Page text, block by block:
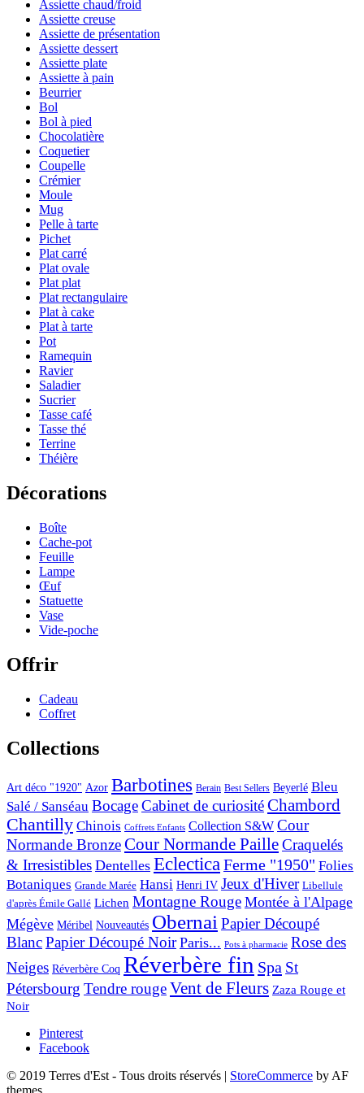
Assiette chaud/froid
Assiette creuse
Assiette de présentation
Assiette dessert
Assiette plate
Assiette à pain
Beurrier
Bol
Bol à pied
Chocolatière
Coquetier
Coupelle
Crémier
Moule
Mug
Pelle à tarte
Pichet
Plat carré
Plat ovale
Plat plat
Plat rectangulaire
Plat à cake
Plat à tarte
Pot
Ramequin
Ravier
Saladier
Sucrier
Tasse café
Tasse thé
Terrine
Théière
Décorations
Boîte
Cache-pot
Feuille
Lampe
Œuf
Statuette
Vase
Vide-poche
Offrir
Cadeau
Coffret
Collections
Art déco "1920" Azor Barbotines Berain Best Sellers Beyerlé Bleu
Salé / Sanséau BocageCabinet de curiositéChambord
Chantilly Chinois Coffrets Enfants Collection S&W Cour
Normande BronzeCour Normande PailleCraquelés
& Irresistibles Dentelles EclecticaFerme "1950" Folies
Botaniques Grande Marée Hansi Henri IV Jeux d'Hiver Libellule
d'après Émile Gallé Lichen Montagne Rouge Montée à l'Alpage
Mégève Méribel Nouveautés ObernaiPapier Découpé
BlancPapier Découpé Noir Paris... Pots à pharmacie Rose des
Neiges Réverbère Coq Réverbère fin Spa St
Pétersbourg Tendre rougeVent de Fleurs Zaza Rouge et
Noir
Pinterest
Facebook
© 2019 Terres d'Est - Tous droits réservés
StoreCommerce by AF